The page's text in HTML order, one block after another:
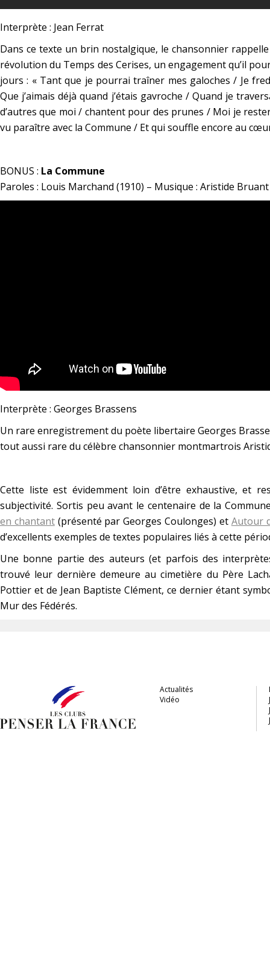
Interprète : Jean Ferrat
Dans ce texte un brin nostalgique, le chansonnier
révolution du Temps des Cerises, un engagement qu’il
jours : « Tant que je pourrai traîner mes galoches / Je
Que j’aimais déjà quand j’étais gavroche / Quand je
d’autres que moi / chantent pour des prunes / Moi je
vu paraître avec la Commune / Et qui souffle encore au
BONUS : La Commune
Paroles : Louis Marchand (1910) – Musique : Aristide
Interprète : Georges Brassens
Un rare enregistrement du poète libertaire Georges
tout aussi rare du célèbre chansonnier montmartrois
Cette liste est évidemment loin d’être exhaustive, et
subjectivité. Sortis peu avant le centenaire de la
en chantant(présenté par Georges Coulonges) et Autour
d’excellents exemples de textes populaires liés à cette
Une bonne partie des auteurs (et parfois des
trouvé leur dernière demeure au cimetière du Père
Pottier et de Jean Baptiste Clément, ce dernier étant
Mur des Fédérés.
Actualités
Vidéo